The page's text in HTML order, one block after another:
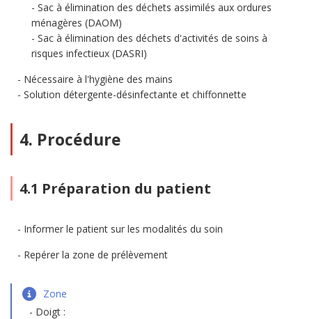
Sac à élimination des déchets assimilés aux ordures
ménagères (DAOM)
Sac à élimination des déchets d'activités de soins à
risques infectieux (DASRI)
Nécessaire à l'hygiène des mains
Solution détergente-désinfectante et chiffonnette
4. Procédure
4.1 Préparation du patient
Informer le patient sur les modalités du soin
Repérer la zone de prélèvement
Zone
Doigt :